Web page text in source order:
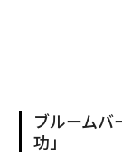
ブルーム
功」